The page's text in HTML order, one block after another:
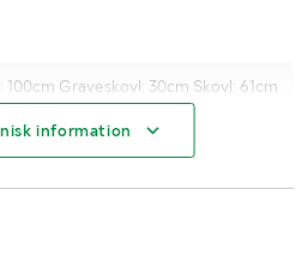
100cm Graveskovl: 30cm Skovl: 61cm
information